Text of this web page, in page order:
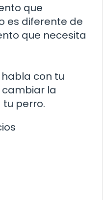
que
es diferente de
que necesita
habla con tu
la
perro.